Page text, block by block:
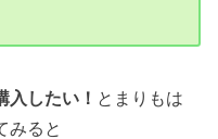
入したい！ とまりもは
みると